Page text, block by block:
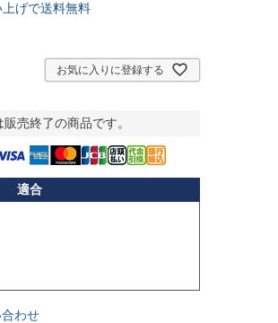
げで送料無料
お気に入りに登録する
売終了の商品です。
適合
わせ